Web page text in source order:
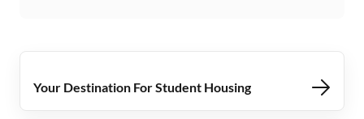
Your Destination For Student Housing